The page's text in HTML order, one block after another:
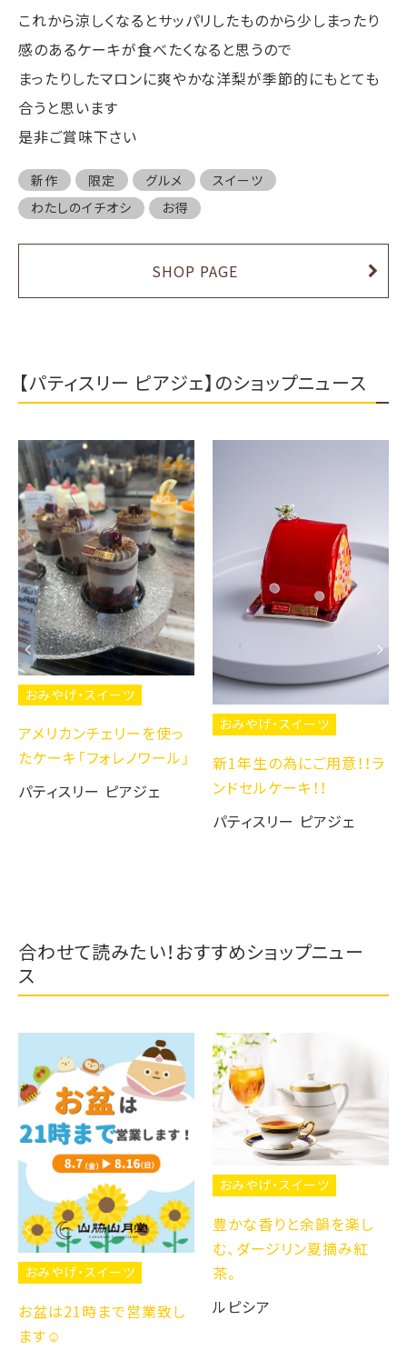
これから涼しくなるとサッパリしたものから少しまったり
感のあるケーキが食べたくなると思うので
まったりしたマロンに爽やかな洋梨が季節的にもとても
合うと思います
是非ご賞味下さい
新作 限定 グルメ
スイーツ
わたしのイチオシ
お得
SHOP PAGE
【パティスリー ピアジェ】のショップニュース
おみやげ・スイーツ
アメリカンチェリーを使っ
たケーキ「フォレノワール」
パティスリー ピアジェ
おみやげ・スイーツ
新1年生の為にご用意！！ラ
ンドセルケーキ！！
パティスリー ピアジェ
合わせて読みたい！おすすめショップニュー
ス
おみやげ・スイーツ
お盆は21時まで営業致し
ます☺️
おみやげ・スイーツ
豊かな香りと余韻を楽し
む、ダージリン夏摘み紅
茶。
ルピシア